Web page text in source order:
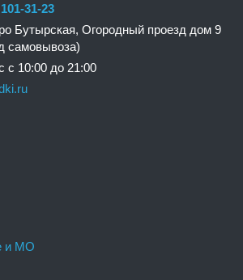
31-23
Бутырская, Огородный проезд дом 9
самовывоза)
с 10:00 до 21:00
и МО